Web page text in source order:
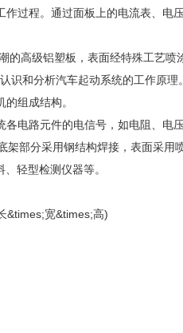
过程。通过面板上的电流表、电
的高级铝塑板，表面经特殊工艺喷
识和分析汽车起动系统的工作原理。
组成结构。
电路元件的电信号，如电阻、电
部分采用钢结构焊接，表面采用
轻型检测仪器等。
&times;宽&times;高)